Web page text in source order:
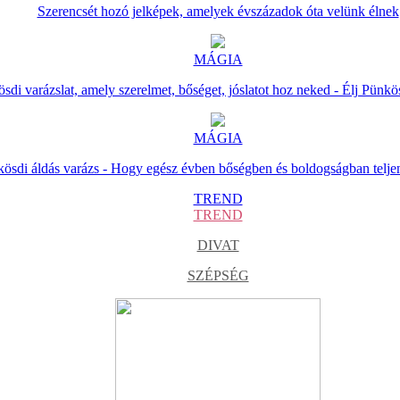
Szerencsét hozó jelképek, amelyek évszázadok óta velünk élnek
MÁGIA
varázslat, amely szerelmet, bőséget, jóslatot hoz neked - Élj
MÁGIA
áldás varázs - Hogy egész évben bőségben és boldogságban
TREND
TREND
DIVAT
SZÉPSÉG